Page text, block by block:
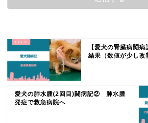
【愛犬の腎臓病闘
結果（数値が少し改
愛犬の肺水腫(2回目)闘病記② 肺水腫
発症で救急病院へ